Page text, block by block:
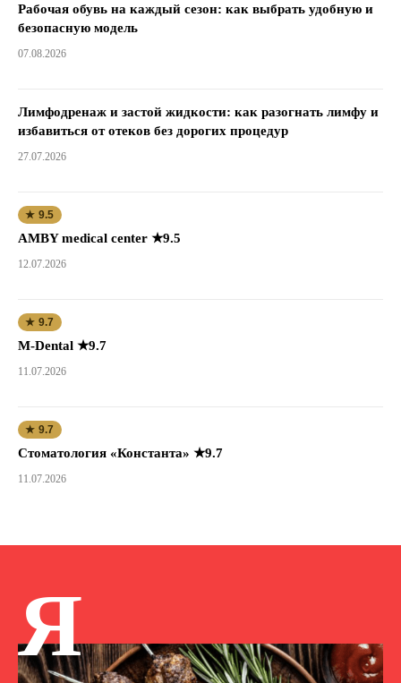
Рабочая обувь на каждый сезон: как выбрать удобную и
безопасную модель
07.08.2026
Лимфодренаж и застой жидкости: как разогнать лимфу и
избавиться от отеков без дорогих процедур
27.07.2026
★ 9.5
AMBY medical center ★9.5
12.07.2026
★ 9.7
M-Dental ★9.7
11.07.2026
★ 9.7
Стоматология «Константа» ★9.7
11.07.2026
Я